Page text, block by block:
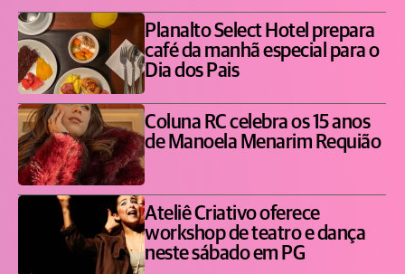
Planalto Select Hotel prepara
café da manhã especial para o
Dia dos Pais
Coluna RC celebra os 15 anos
de Manoela Menarim Requião
Ateliê Criativo oferece
workshop de teatro e dança
neste sábado em PG